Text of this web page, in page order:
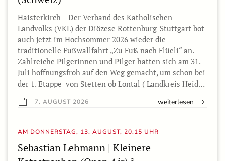
Haisterkirch – Der Verband des Katholischen
Landvolks (VKL) der Diözese Rottenburg-Stuttgart bot
auch jetzt im Hochsommer 2026 wieder die
traditionelle Fußwallfahrt „Zu Fuß nach Flüeli“ an.
Zahlreiche Pilgerinnen und Pilger hatten sich am 31.
Juli hoffnungsfroh auf den Weg gemacht, um schon bei
der 1. Etappe von Stetten ob Lontal ( Landkreis Heid…
7. AUGUST 2026 weiterlesen
AM DONNERSTAG, 13. AUGUST, 20.15 UHR
Sebastian Lehmann | Kleinere